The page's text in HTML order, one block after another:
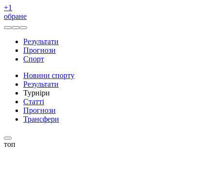
+1
обране
Результати
Прогнози
Спорт
Новини спорту
Результати
Турніри
Статті
Прогнози
Трансфери
топ